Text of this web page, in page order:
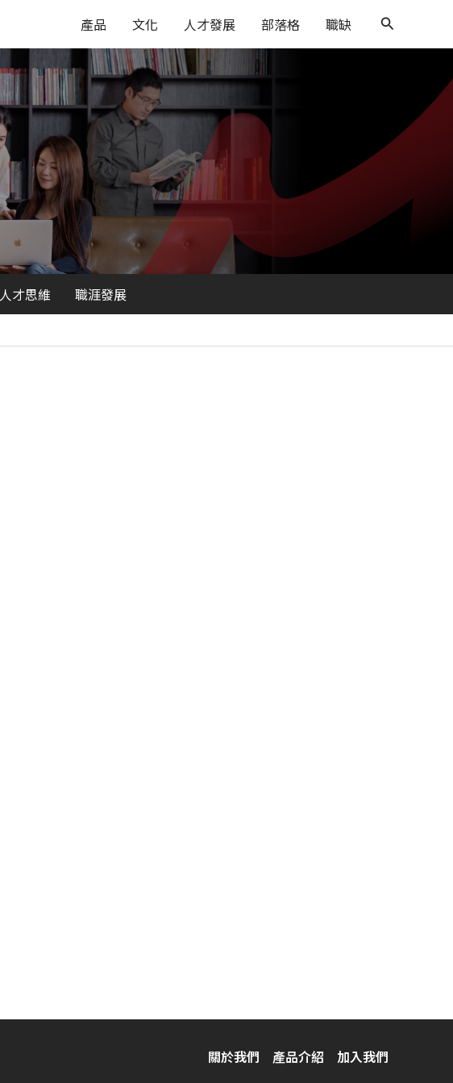
產品 文化 人才發展 部落格 職缺
搜
尋
人才思維 職涯發展
關於我們 產品介紹 加入我們